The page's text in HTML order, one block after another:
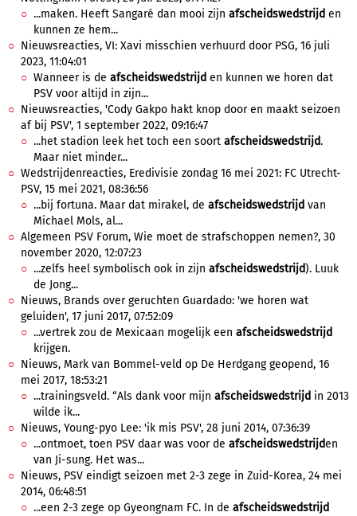
...maken. Heeft Sangaré dan mooi zijn afscheidswedstrijd en
kunnen ze hem...
Nieuwsreacties, VI: Xavi misschien verhuurd door PSG, 16 juli
2023, 11:04:01
Wanneer is de afscheidswedstrijd en kunnen we horen dat
PSV voor altijd in zijn...
Nieuwsreacties, 'Cody Gakpo hakt knop door en maakt seizoen
af bij PSV', 1 september 2022, 09:16:47
...het stadion leek het toch een soort afscheidswedstrijd.
Maar niet minder...
Wedstrijdenreacties, Eredivisie zondag 16 mei 2021: FC Utrecht-
PSV, 15 mei 2021, 08:36:56
...bij fortuna. Maar dat mirakel, de afscheidswedstrijd van
Michael Mols, al...
Algemeen PSV Forum, Wie moet de strafschoppen nemen?, 30
november 2020, 12:07:23
...zelfs heel symbolisch ook in zijn afscheidswedstrijd). Luuk
de Jong...
Nieuws, Brands over geruchten Guardado: 'we horen wat
geluiden', 17 juni 2017, 07:52:09
...vertrek zou de Mexicaan mogelijk een afscheidswedstrijd
krijgen.
Nieuws, Mark van Bommel-veld op De Herdgang geopend, 16
mei 2017, 18:53:21
...trainingsveld. “Als dank voor mijn afscheidswedstrijd in 2013
wilde ik...
Nieuws, Young-pyo Lee: 'ik mis PSV', 28 juni 2014, 07:36:39
...ontmoet, toen PSV daar was voor de afscheidswedstrijden
van Ji-sung. Het was...
Nieuws, PSV eindigt seizoen met 2-3 zege in Zuid-Korea, 24 mei
2014, 06:48:51
...een 2-3 zege op Gyeongnam FC. In de afscheidswedstrijd